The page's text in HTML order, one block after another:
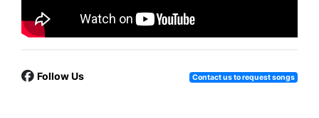
Follow Us Contact us to request songs